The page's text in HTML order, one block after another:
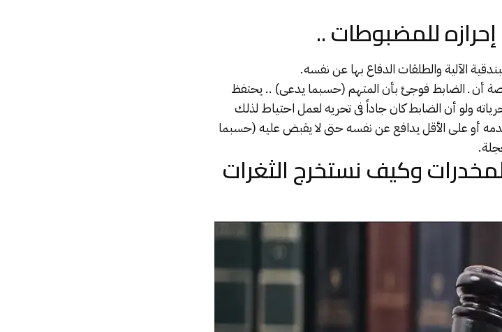
للمضبوطات ..
الآلية والطلقات الدفاع بها عن نفسه.
أن ـ الضابط فوجئ بأن المتهم (حسبما يدعى) .. يحتفظ
ولو أن الضابط كان جاداً فى تحريه لعمل احتياط لذلك
أو على الأقل يدافع عن نفسه حتى لا يقبض عليه (حسبما
وكيف نستخرج الثغرات